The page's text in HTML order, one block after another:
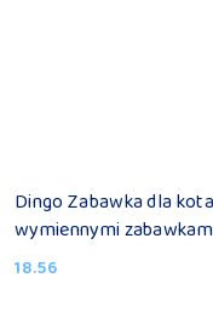
Dingo Zabawka dla
wymiennymi
Cena:
18.56